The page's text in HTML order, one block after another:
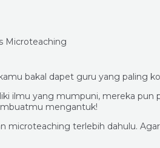
bakal dapet guru yang paling
ilmu yang mumpuni, mereka
mengantuk!
microteaching terlebih dahulu.